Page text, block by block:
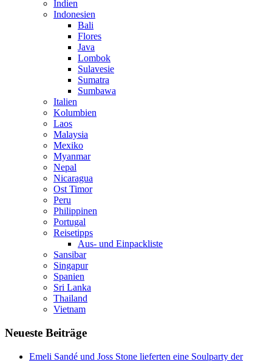
Indien
Indonesien
Bali
Flores
Java
Lombok
Sulavesie
Sumatra
Sumbawa
Italien
Kolumbien
Laos
Malaysia
Mexiko
Myanmar
Nepal
Nicaragua
Ost Timor
Peru
Philippinen
Portugal
Reisetipps
Aus- und Einpackliste
Sansibar
Singapur
Spanien
Sri Lanka
Thailand
Vietnam
Neueste Beiträge
Emeli Sandé und Joss Stone lieferten eine Soulparty der